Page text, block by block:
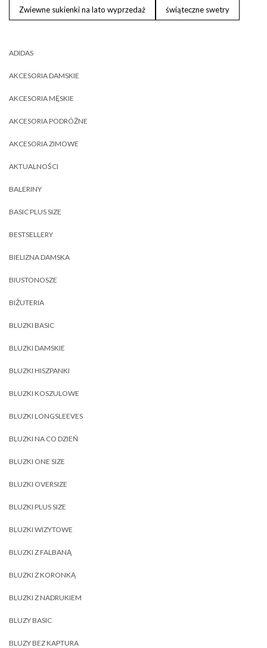
Zwiewne sukienki na lato wyprzedaż świąteczne swetry
ADIDAS
AKCESORIA DAMSKIE
AKCESORIA MĘSKIE
AKCESORIA PODRÓŻNE
AKCESORIA ZIMOWE
AKTUALNOŚCI
BALERINY
BASIC PLUS SIZE
BESTSELLERY
BIELIZNA DAMSKA
BIUSTONOSZE
BIŻUTERIA
BLUZKI BASIC
BLUZKI DAMSKIE
BLUZKI HISZPANKI
BLUZKI KOSZULOWE
BLUZKI LONGSLEEVES
BLUZKI NA CO DZIEŃ
BLUZKI ONE SIZE
BLUZKI OVERSIZE
BLUZKI PLUS SIZE
BLUZKI WIZYTOWE
BLUZKI Z FALBANĄ
BLUZKI Z KORONKĄ
BLUZKI Z NADRUKIEM
BLUZY BASIC
BLUZY BEZ KAPTURA